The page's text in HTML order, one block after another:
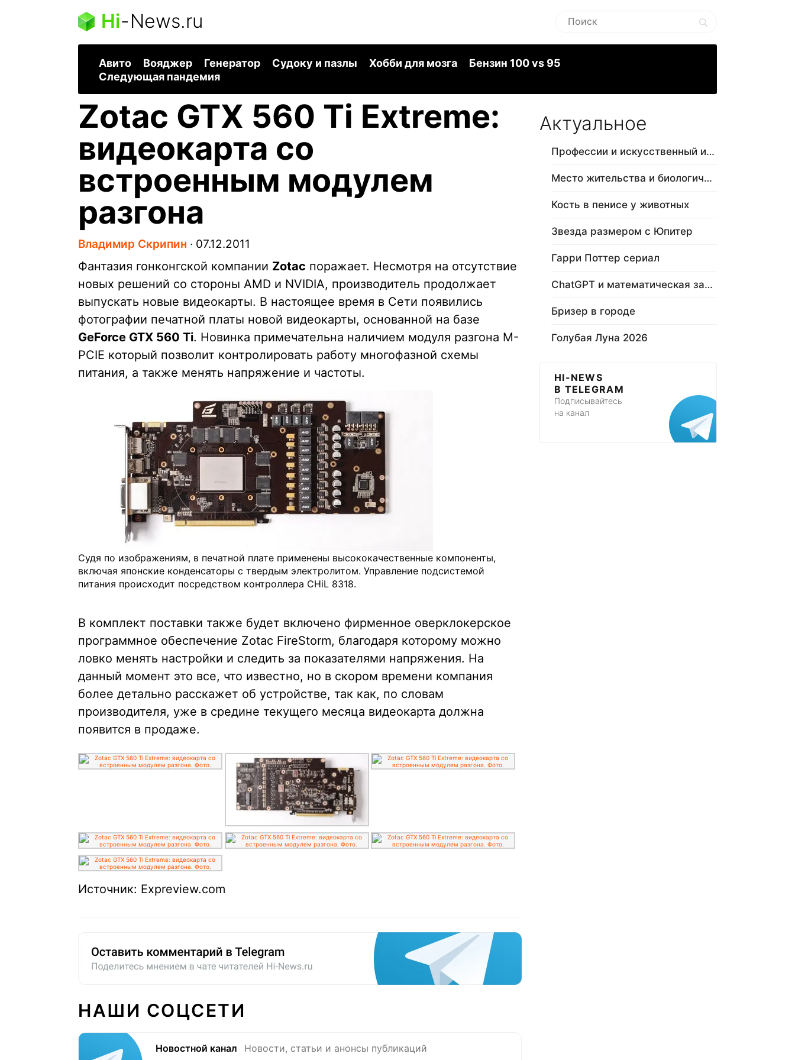
Hi-News.ru
Авито Вояджер Генератор Судоку и пазлы Хобби для мозга
Бензин 100 vs 95
Следующая пандемия
Zotac GTX 560 Ti Extreme:
видеокарта со
встроенным модулем
разгона
Владимир Скрипин ∙ 07.12.2011
Фантазия гонконгской компании Zotac поражает. Несмотря на отсутствие
новых решений со стороны AMD и NVIDIA, производитель продолжает
выпускать новые видеокарты. В настоящее время в Сети появились
фотографии печатной платы новой видеокарты, основанной на базе
GeForce GTX 560 Ti. Новинка примечательна наличием модуля разгона M-
PCIE который позволит контролировать работу многофазной схемы
питания, а также менять напряжение и частоты.
Судя по изображениям, в печатной плате применены высококачественные компоненты,
включая японские конденсаторы с твердым электролитом. Управление подсистемой
питания происходит посредством контроллера CHiL 8318.
В комплект поставки также будет включено фирменное оверклокерское
программное обеспечение Zotac FireStorm, благодаря которому можно
ловко менять настройки и следить за показателями напряжения. На
данный момент это все, что известно, но в скором времени компания
более детально расскажет об устройстве, так как, по словам
производителя, уже в средине текущего месяца видеокарта должна
появится в продаже.
Источник: Expreview.com
НАШИ СОЦСЕТИ
Новостной канал Новости, статьи и анонсы публикаций
Актуальное
Профессии и искусственный интеллект
Место жительства и биологический в…
Кость в пенисе у животных
Звезда размером с Юпитер
Гарри Поттер сериал
ChatGPT и математическая задача
Бризер в городе
Голубая Луна 2026
HI-NEWS
В TELEGRAM
Подписывайтесь
на канал